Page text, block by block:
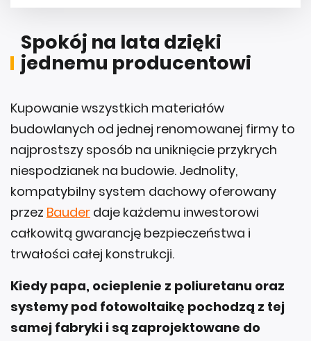
Spokój na lata dzięki
jednemu producentowi
Kupowanie wszystkich materiałów
budowlanych od jednej renomowanej firmy to
najprostszy sposób na uniknięcie przykrych
niespodzianek na budowie. Jednolity,
kompatybilny system dachowy oferowany
przez Bauder daje każdemu inwestorowi
całkowitą gwarancję bezpieczeństwa i
trwałości całej konstrukcji.
Kiedy papa, ocieplenie z poliuretanu oraz
systemy pod fotowoltaikę pochodzą z tej
samej fabryki i są zaprojektowane do